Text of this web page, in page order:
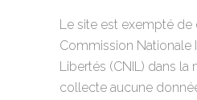
Le site est exempté de
Commission Nationale
Libertés (CNIL) dans la
collecte aucune